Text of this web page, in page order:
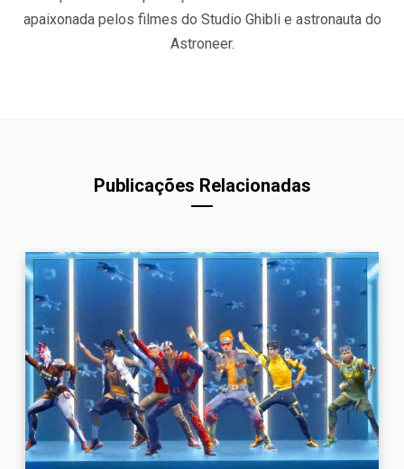
apaixonada pelos filmes do Studio Ghibli e astronauta do
Astroneer.
Publicações Relacionadas